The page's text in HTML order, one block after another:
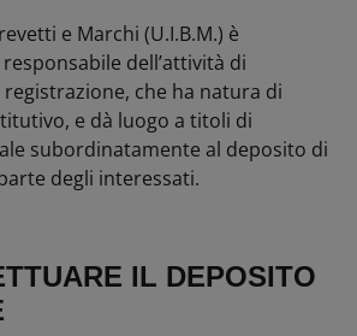
e Marchi (U.I.B.M.) è
dell’attività di
che ha natura di
e dà luogo a titoli di
subordinatamente al deposito di
degli interessati.
IL DEPOSITO